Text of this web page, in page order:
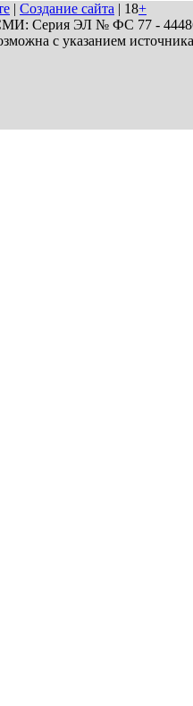
| Создание сайта | 18+
Серия ЭЛ № ФС 77 - 44486
с указанием